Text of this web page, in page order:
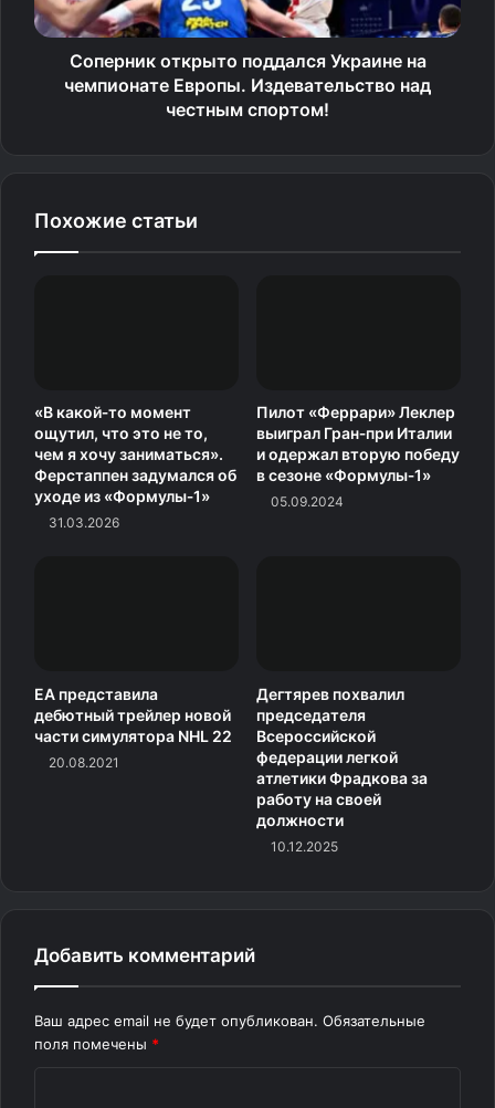
Соперник открыто поддался Украине на
чемпионате Европы. Издевательство над
честным спортом!
Похожие статьи
«В какой‑то момент
ощутил, что это не то,
чем я хочу заниматься».
Ферстаппен задумался об
уходе из «Формулы‑1»
31.03.2026
Пилот «Феррари» Леклер
выиграл Гран‑при Италии
и одержал вторую победу
в сезоне «Формулы‑1»
05.09.2024
EA представила
дебютный трейлер новой
части симулятора NHL 22
20.08.2021
Дегтярев похвалил
председателя
Всероссийской
федерации легкой
атлетики Фрадкова за
работу на своей
должности
10.12.2025
Добавить комментарий
Ваш адрес email не будет опубликован. Обязательные
поля помечены *